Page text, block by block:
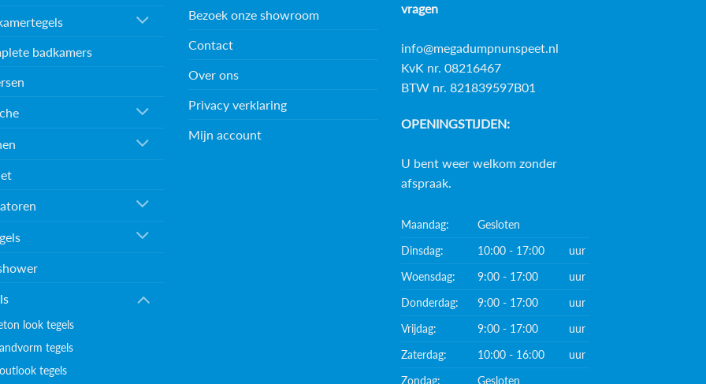
badkamers
look tegels
tegels
tegels
Bezoek onze showroom
Contact
Over ons
Privacy verklaring
Mijn account
vragen
info@megadumpnunspeet.nl
KvK nr. 08216467
BTW nr. 821839597B01
OPENINGSTIJDEN:
U bent weer welkom zonder
afspraak.
Maandag:
Gesloten
Dinsdag:
10:00 - 17:00
uur
Woensdag:
9:00 - 17:00
uur
Donderdag:
9:00 - 17:00
uur
Vrijdag:
9:00 - 17:00
uur
Zaterdag:
10:00 - 16:00
uur
Zondag:
Gesloten